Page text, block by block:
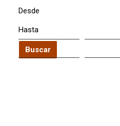
Desde
Hasta
Buscar